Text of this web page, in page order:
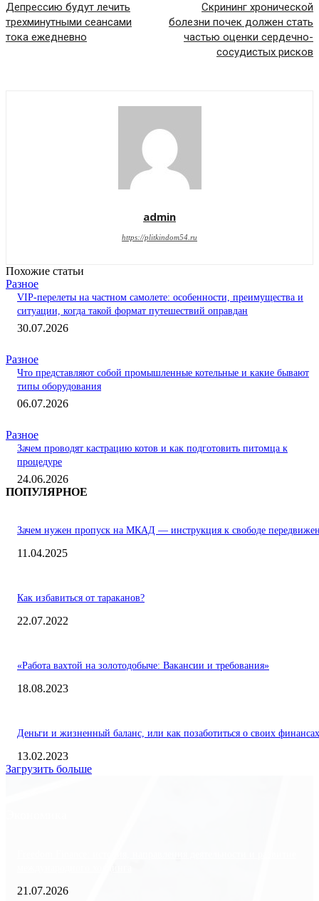
Депрессию будут лечить
трехминутными сеансами
тока ежедневно
Скрининг хронической
болезни почек должен стать
частью оценки сердечно-
сосудистых рисков
admin
https://plitkindom54.ru
Похожие статьи
Разное
VIP-перелеты на частном самолете: особенности, преимущества и
ситуации, когда такой формат путешествий оправдан
30.07.2026
Разное
Что представляют собой промышленные котельные и какие бывают
типы оборудования
06.07.2026
Разное
Зачем проводят кастрацию котов и как подготовить питомца к
процедуре
24.06.2026
ПОПУЛЯРНОЕ
Зачем нужен пропуск на МКАД — инструкция к свободе
11.04.2025
Как избавиться от тараканов?
22.07.2022
«Работа вахтой на золотодобыче: Вакансии и требования»
18.08.2023
Деньги и жизненный баланс, или как позаботиться о своих финансах
13.02.2023
Загрузить больше
21.07.2026